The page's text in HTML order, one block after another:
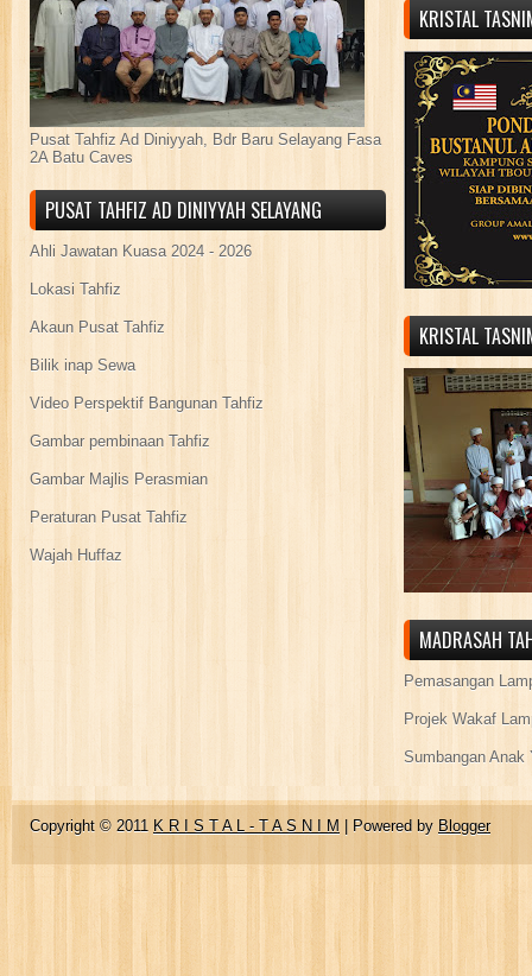
Pusat Tahfiz Ad Diniyyah, Bdr Baru Selayang Fasa
2A Batu Caves
PUSAT TAHFIZ AD DINIYYAH SELAYANG
Ahli Jawatan Kuasa 2024 - 2026
Lokasi Tahfiz
Akaun Pusat Tahfiz
Bilik inap Sewa
Video Perspektif Bangunan Tahfiz
Gambar pembinaan Tahfiz
Gambar Majlis Perasmian
Peraturan Pusat Tahfiz
Wajah Huffaz
KRISTAL
KRISTAL
MADRASAH
Pemasangan
Projek Wakaf
Sumbangan Anak
Copyright © 2011 K R I S T A L - T A S N I M | Powered by Blogger